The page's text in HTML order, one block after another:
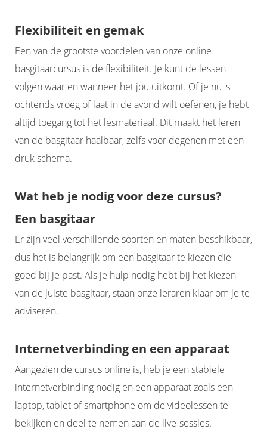
Flexibiliteit en gemak
Een van de grootste voordelen van onze online
basgitaarcursus is de flexibiliteit. Je kunt de lessen
volgen waar en wanneer het jou uitkomt. Of je nu 's
ochtends vroeg of laat in de avond wilt oefenen, je hebt
altijd toegang tot het lesmateriaal. Dit maakt het leren
van de basgitaar haalbaar, zelfs voor degenen met een
druk schema.
Wat heb je nodig voor deze cursus?
Een basgitaar
Er zijn veel verschillende soorten en maten beschikbaar,
dus het is belangrijk om een basgitaar te kiezen die
goed bij je past. Als je hulp nodig hebt bij het kiezen
van de juiste basgitaar, staan onze leraren klaar om je te
adviseren.
Internetverbinding en een apparaat
Aangezien de cursus online is, heb je een stabiele
internetverbinding nodig en een apparaat zoals een
laptop, tablet of smartphone om de videolessen te
bekijken en deel te nemen aan de live-sessies.